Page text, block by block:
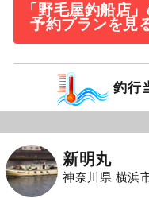
「野毛屋釣船店
予約プランを見
釣行
新明丸
神奈川県 横浜